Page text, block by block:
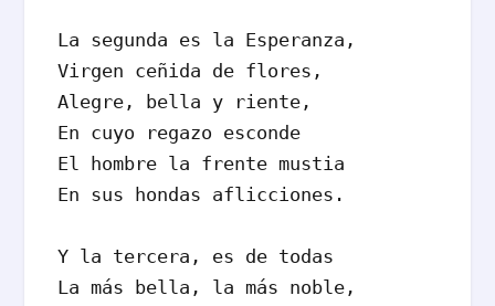
La segunda es la Esperanza,
Virgen ceñida de flores,
Alegre, bella y riente,
En cuyo regazo esconde
El hombre la frente mustia
En sus hondas aflicciones.
Y la tercera, es de todas
La más bella, la más noble,